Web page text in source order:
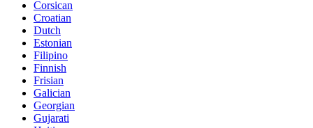
Corsican
Croatian
Dutch
Estonian
Filipino
Finnish
Frisian
Galician
Georgian
Gujarati